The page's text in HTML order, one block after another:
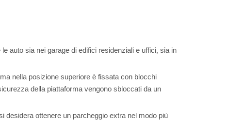
auto sia nei garage di edifici residenziali e uffici, sia in
nella posizione superiore è fissata con blocchi
della piattaforma vengono sbloccati da un
desidera ottenere un parcheggio extra nel modo più